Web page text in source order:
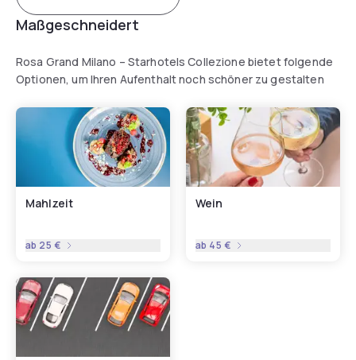
Maßgeschneidert
Rosa Grand Milano – Starhotels Collezione bietet folgende
Optionen, um Ihren Aufenthalt noch schöner zu gestalten
Mahlzeit
ab 25 €
Wein
ab 45 €